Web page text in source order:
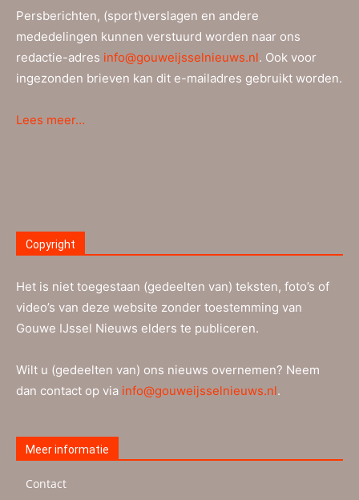
Persberichten, (sport)verslagen en andere
mededelingen kunnen verstuurd worden naar ons
redactie-adres info@gouweijsselnieuws.nl. Ook voor
ingezonden brieven kan dit e-mailadres gebruikt worden.
Lees meer…
Copyright
Het is niet toegestaan (gedeelten van) teksten, foto’s of
video’s van deze website zonder toestemming van
Gouwe IJssel Nieuws elders te publiceren.
Wilt u (gedeelten van) ons nieuws overnemen? Neem
dan contact op via info@gouweijsselnieuws.nl.
Meer informatie
Contact